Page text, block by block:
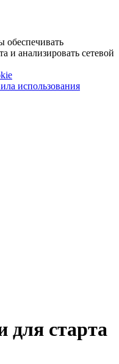
и анализировать сетевой
использования
для старта